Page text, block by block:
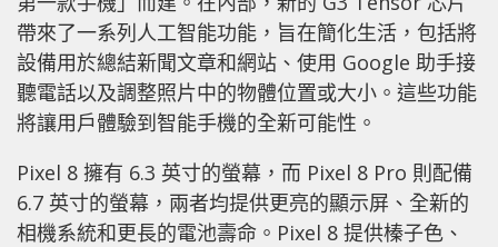
帶來了一系列人工智能功能，旨在簡化生活，包括將
設備用於總結新聞文章和網站、使用 Google 助手接
聽電話以及調整照片中的物體位置或大小。這些功能
將讓用戶體驗到智能手機的全新可能性。
Pixel 8 擁有 6.3 英寸的螢幕，而 Pixel 8 Pro 則配備
6.7 英寸的螢幕，兩者均提供更亮的顯示屏、全新的
相機系統和更長的電池壽命。Pixel 8 提供榛子色、